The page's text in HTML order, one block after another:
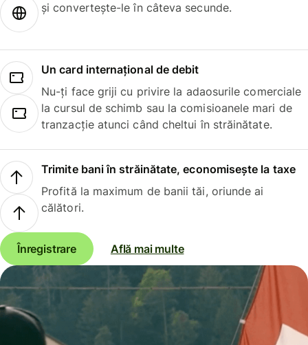
și convertește-le în câteva secunde.
Un card internațional de debit
Nu-ți face griji cu privire la adaosurile comerciale
la cursul de schimb sau la comisioanele mari de
tranzacție atunci când cheltui în străinătate.
Trimite bani în străinătate, economisește la taxe
Profită la maximum de banii tăi, oriunde ai
călători.
Înregistrare Află mai multe